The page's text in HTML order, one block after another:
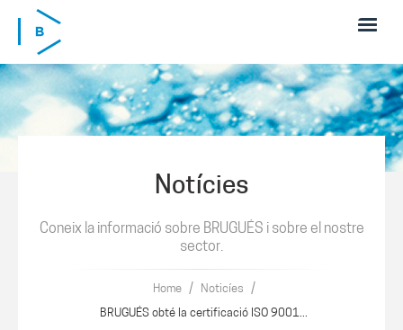
Skip to main content
Notícies
Coneix la informació sobre BRUGUÉS i sobre el nostre
sector.
Home / Noticíes /
BRUGUÉS obté la certificació ISO 9001...